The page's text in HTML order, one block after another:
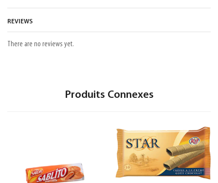
REVIEWS
There are no reviews yet.
Produits Connexes